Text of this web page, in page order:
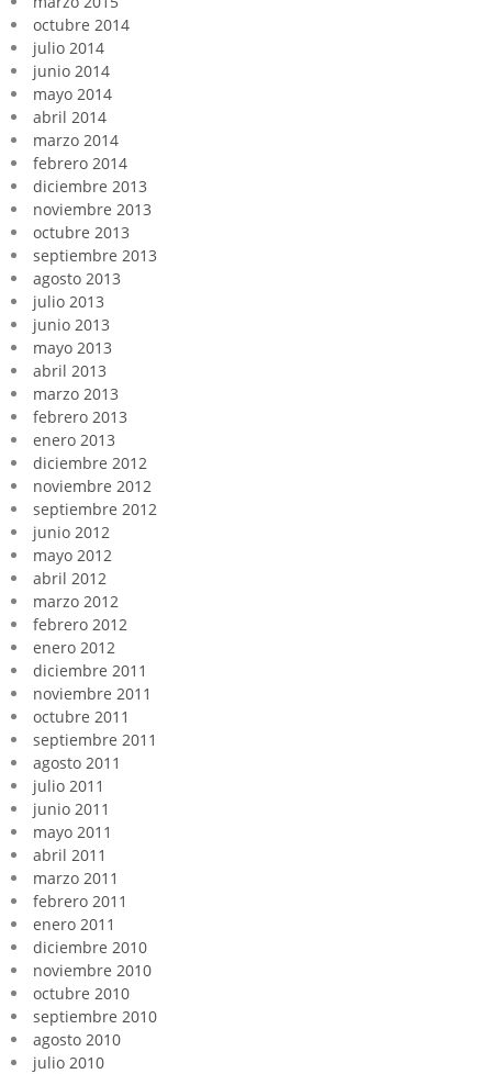
octubre 2014
julio 2014
junio 2014
mayo 2014
abril 2014
marzo 2014
febrero 2014
diciembre 2013
noviembre 2013
octubre 2013
septiembre 2013
agosto 2013
julio 2013
junio 2013
mayo 2013
abril 2013
marzo 2013
febrero 2013
enero 2013
diciembre 2012
noviembre 2012
septiembre 2012
junio 2012
mayo 2012
abril 2012
marzo 2012
febrero 2012
enero 2012
diciembre 2011
noviembre 2011
octubre 2011
septiembre 2011
agosto 2011
julio 2011
junio 2011
mayo 2011
abril 2011
marzo 2011
febrero 2011
enero 2011
diciembre 2010
noviembre 2010
octubre 2010
septiembre 2010
agosto 2010
julio 2010